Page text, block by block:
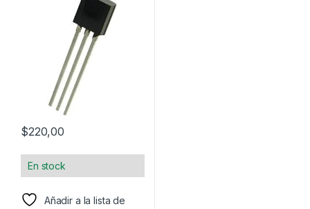
$220,00
En stock
Añadir a la lista de